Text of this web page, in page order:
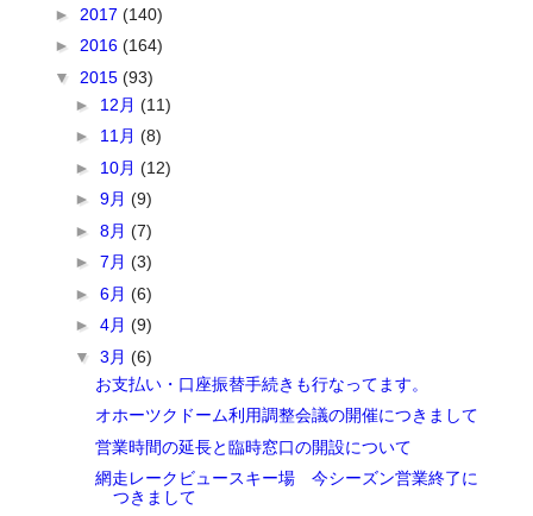
► 2017(140)
►2016(164)
▼ 2015(93)
► 12月(11)
► 11月(8)
► 10月(12)
►9月(9)
►8月(7)
►7月(3)
►6月(6)
►4月(9)
▼3月(6)
お支払い・口座振替手続きも行なってます。
オホーツクドーム利用調整会議の開催につきまして
営業時間の延長と臨時窓口の開設について
網走レークビュースキー場 今シーズン営業終了に
つきまして